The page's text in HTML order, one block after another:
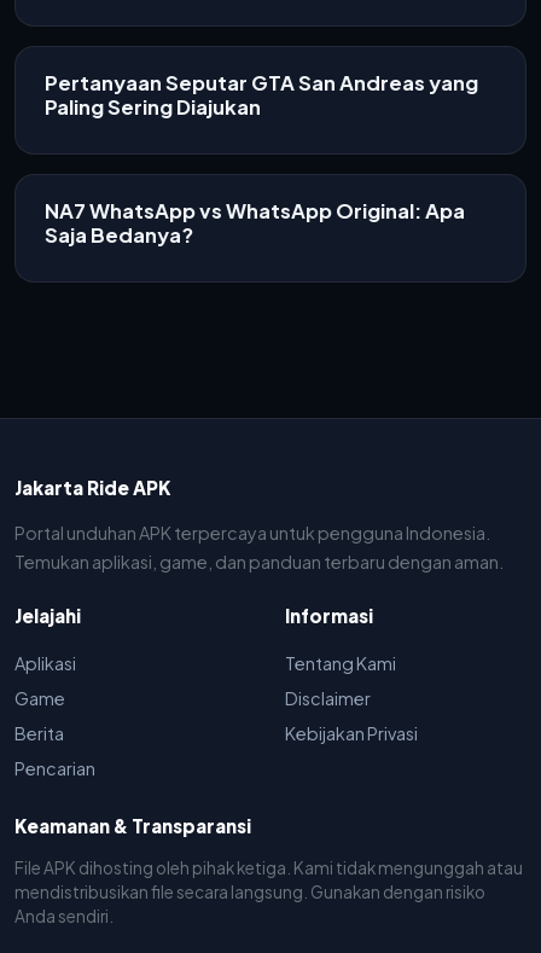
Pertanyaan Seputar GTA San Andreas yang
Paling Sering Diajukan
NA7 WhatsApp vs WhatsApp Original: Apa
Saja Bedanya?
Jakarta Ride APK
Portal unduhan APK terpercaya untuk pengguna Indonesia.
Temukan aplikasi, game, dan panduan terbaru dengan aman.
Jelajahi
Aplikasi
Game
Berita
Pencarian
Informasi
Tentang Kami
Disclaimer
Kebijakan Privasi
Keamanan & Transparansi
File APK dihosting oleh pihak ketiga. Kami tidak mengunggah atau
mendistribusikan file secara langsung. Gunakan dengan risiko
Anda sendiri.